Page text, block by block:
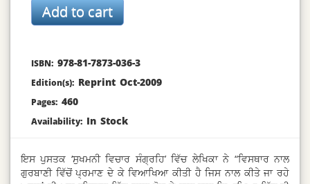
ISBN: 978-81-7873-036-3
Edition(s): Reprint Oct-2009
Pages: 460
Availability: In Stock
ਇਸ ਪੁਸਤਕ ‘ਸੁਖਮਨੀ ਵਿਚਾਰ ਸੰਗ੍ਰਹਿ’ ਵਿੱਚ ਲੇਖਿਕਾ ਨੇ “ਵਿਸਥਾਰ ਨਾਲ
ਗੁਰਬਾਣੀ ਵਿੱਚੋਂ ਪ੍ਰਮਾਣ ਦੇ ਕੇ ਵਿਆਖਿਆ ਕੀਤੀ ਹੈ ਜਿਸ ਨਾਲ ਕੀਤੇ ਜਾ ਰਹੇ